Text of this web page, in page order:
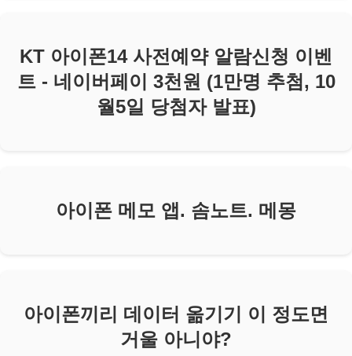
KT 아이폰14 사전예약 알람신청 이벤
트 - 네이버페이 3천원 (1만명 추첨, 10
월5일 당첨자 발표)
아이폰 메모 앱. 솜노트. 메몽
아이폰끼리 데이터 옮기기 이 정도면
거울 아니야?